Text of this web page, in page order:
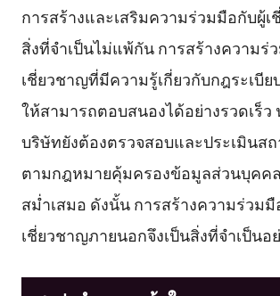
การสร้างและเสริมความร่วมมือกับผู้
สิ่งที่จำเป็นไม่แพ้กัน การสร้างความร่
เชี่ยวชาญที่มีความรู้เกี่ยวกับกฎระเบี
ให้สามารถตอบสนองได้อย่างรวดเร็ว
บริษัทยังต้องตรวจสอบและประเมินส
ตามกฎหมายคุ้มครองข้อมูลส่วนบุคค
สม่ำเสมอ ดังนั้น การสร้างความร่วม
เชี่ยวชาญภายนอกจึงเป็นสิ่งที่จำเป็นอ